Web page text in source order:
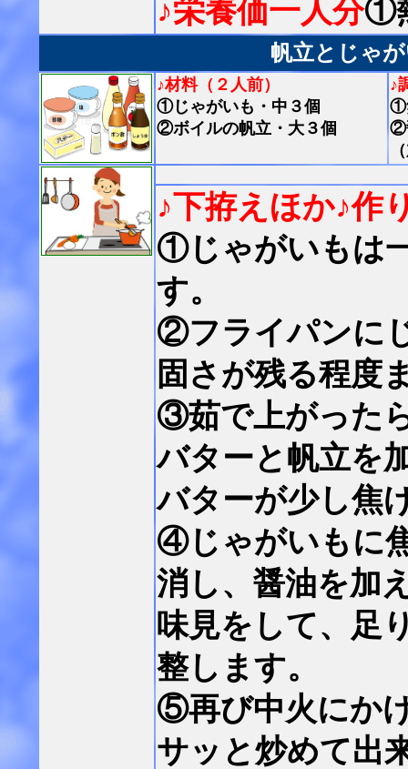
♪栄養価一人分①
帆立とじゃ
♪材料（２人前）
①じゃがいも・中３個
②ボイルの帆立・大３個
♪
①
②
♪下拵えほか♪作
①じゃがいもは
す。
②フライパンに
固さが残る程度
③茹で上がった
バターと帆立を
バターが少し焦
④じゃがいもに
消し、醤油を加
味見をして、足
整します。
⑤再び中火にか
サッと炒めて出